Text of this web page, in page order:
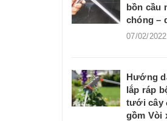
bồn cầu
chóng –
07/02/2022
Hướng
lắp ráp
tưới cây
gồm Vòi